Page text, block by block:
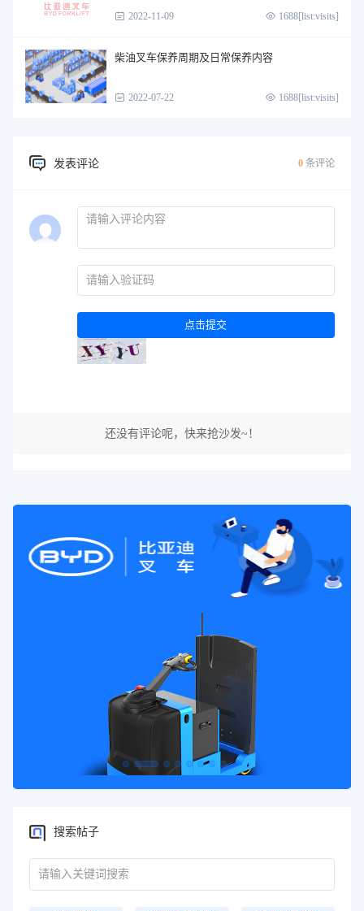
2022-11-09 1688[list:visits]
柴油叉车保养周期及日常保养内容
2022-07-22 1688[list:visits]
发表评论 0 条评论
点击提交
还没有评论呢，快来抢沙发~！
搜索帖子